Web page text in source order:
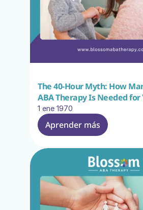
The 40-Hour Myth: How
ABA Therapy Is Needed for
1 ene 1970
Aprender más